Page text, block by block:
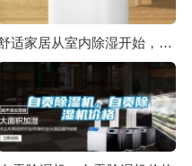
舒适家居从室内除湿开始，家用抽湿机十大品牌推荐